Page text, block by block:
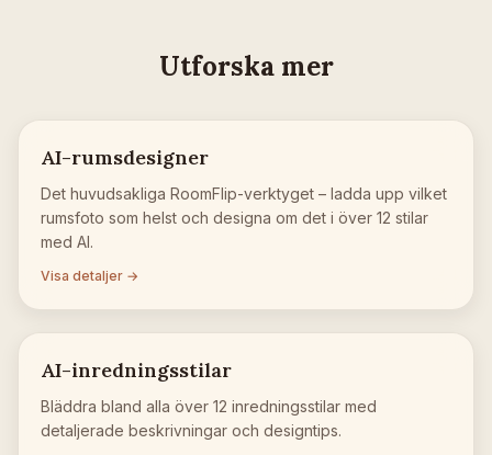
Utforska mer
AI-rumsdesigner
Det huvudsakliga RoomFlip-verktyget – ladda upp vilket
rumsfoto som helst och designa om det i över 12 stilar
med AI.
Visa detaljer →
AI-inredningsstilar
Bläddra bland alla över 12 inredningsstilar med
detaljerade beskrivningar och designtips.